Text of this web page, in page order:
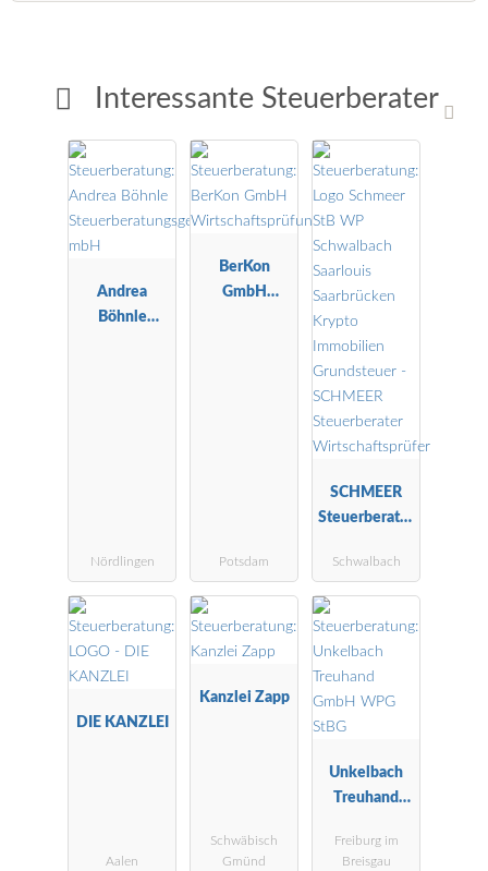
Interessante Steuerberater
Andrea
Böhnle
Nördlingen
BerKon
GmbH
Potsdam
SCHMEER
Steuerberater
üfer
Schwalbach
DIE KANZLEI
Aalen
Kanzlei Zapp
Schwäbisch
Gmünd
Unkelbach
Treuhand
StBG
Freiburg im
Breisgau